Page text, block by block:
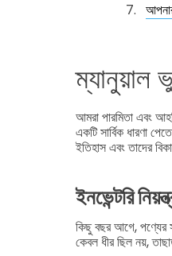
ম্যানুয়াল
আমরা পারমিতা এবং
একটি সার্বিক ধারণা
ইতিহাস এবং তাদের
ইনভেন্টরি
কিছু বছর আগে, পণ্যের
কেবল ধীর ছিল নয়,